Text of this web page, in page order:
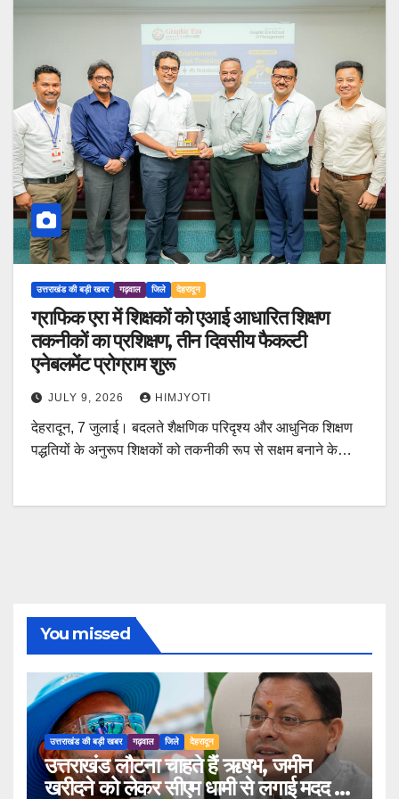
उत्तराखंड की बड़ी खबर गढ़वाल जिले देहरादून
ग्राफिक एरा में शिक्षकों को एआई आधारित शिक्षण
तकनीकों का प्रशिक्षण, तीन दिवसीय फैकल्टी
एनेबलमेंट प्रोग्राम शुरू
JULY 9, 2026 HIMJYOTI
देहरादून, 7 जुलाई। बदलते शैक्षणिक परिदृश्य और आधुनिक शिक्षण
पद्धतियों के अनुरूप शिक्षकों को तकनीकी रूप से सक्षम बनाने के…
You missed
उत्तराखंड की बड़ी खबर गढ़वाल जिले देहरादून
उत्तराखंड लौटना चाहते हैं ऋषभ, जमीन
खरीदने को लेकर सीएम धामी से लगाई मदद की